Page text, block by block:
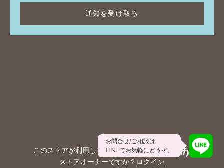
通知を受け取る
このストアが利用しているシステムは
ストアオーナーですか？ ログイン
お問合せ/ご相談は
LINEでお気軽にどうぞ。